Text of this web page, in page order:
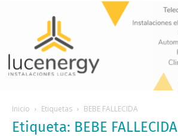
Inicio Etiquetas BEBE FALLECIDA
Etiqueta: BEBE FALLECIDA